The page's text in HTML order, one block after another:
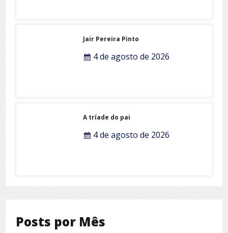
Jair Pereira Pinto
4 de agosto de 2026
A tríade do pai
4 de agosto de 2026
Posts por Mês